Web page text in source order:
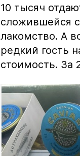
10 тысяч
сложившейся
лакомство. А
редкий гость
стоимость. За